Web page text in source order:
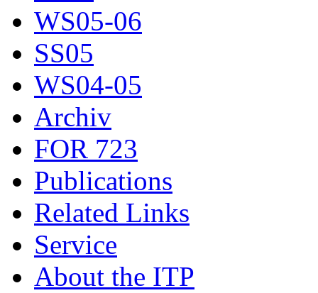
WS05-06
SS05
WS04-05
Archiv
FOR 723
Publications
Related Links
Service
About the ITP